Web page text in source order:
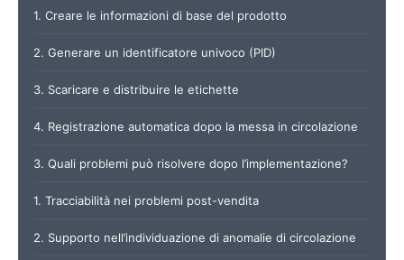
1. Creare le informazioni di base del prodotto
2. Generare un identificatore univoco (PID)
3. Scaricare e distribuire le etichette
4. Registrazione automatica dopo la messa in circolazione
3. Quali problemi può risolvere dopo l’implementazione?
1. Tracciabilità nei problemi post-vendita
2. Supporto nell’individuazione di anomalie di circolazione